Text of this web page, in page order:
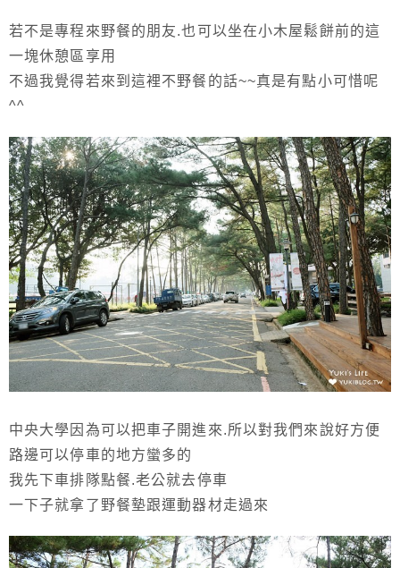
若不是專程來野餐的朋友.也可以坐在小木屋鬆餅前的這
一塊休憩區享用
不過我覺得若來到這裡不野餐的話~~真是有點小可惜呢
^^
中央大學因為可以把車子開進來.所以對我們來說好方便
路邊可以停車的地方蠻多的
我先下車排隊點餐.老公就去停車
一下子就拿了野餐墊跟運動器材走過來